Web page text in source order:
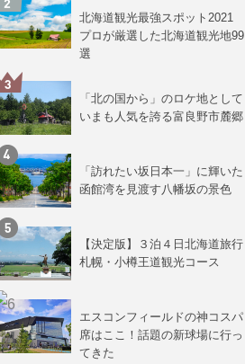
北海道観光最強スポット2021
プロが厳選した北海道観光地99
選
「北の国から」のロケ地として
いまも人気を誇る富良野市麓郷
「訪れたい坂日本一」に輝いた
函館湾を見渡す八幡坂の景色
【決定版】３泊４日北海道旅行
札幌・小樽王道観光コース
エスコンフィールドの神コスパ
席はここ！話題の新球場に行っ
てきた